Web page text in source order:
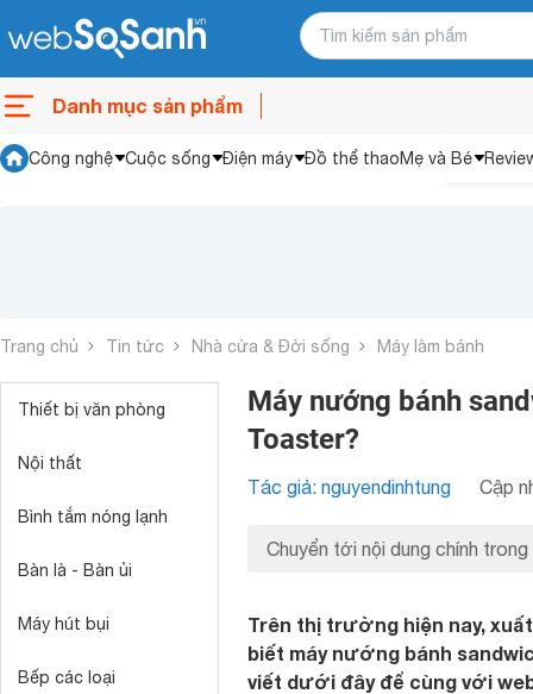
Danh mục sản phẩm
Công nghệ Cuộc sống Điện máy Đồ thể thaoMẹ và Bé
Trang chủ Tin tức Nhà cửa & Đời sống Máy làm bánh
Thiết bị văn phòng
Nội thất
Bình tắm nóng lạnh
Bàn là - Bàn ủi
Máy hút bụi
Bếp các loại
Máy nướng bánh
Toaster?
Tác giả: nguyendinhtung Cập
Chuyển tới nội dung chính trong
Trên thị trường hiện nay,
biết máy nướng bánh
viết dưới đây để cùng với